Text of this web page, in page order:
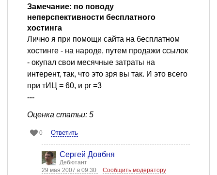
Замечание: по поводу
неперспективности бесплатного
хостинга
Лично я при помощи сайта на бесплатном
хостинге - на народе, путем продажи ссылок
- окупал свои месячные затраты на
интерент, так, что это зря вы так. И это всего
при тИЦ = 60, и pr =3
---
Оценка статьи: 5
0 Ответить
Сергей Довбня
Дебютант
29 мая 2007 в 09:30
Сообщить модератору